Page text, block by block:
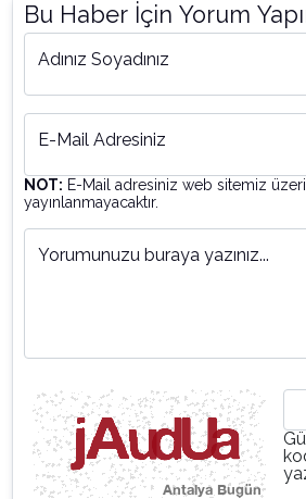
Bu Haber İçin Yorum
Adınız Soyadınız
E-Mail Adresiniz
NOT: E-Mail adresiniz web sitemiz
yayınlanmayacaktır.
Yorumunuzu buraya yazınız...